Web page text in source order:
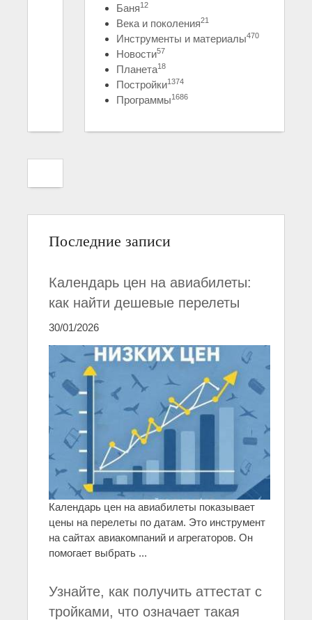
Баня12
Века и поколения21
Инструменты и материалы470
Новости57
Планета18
Постройки1374
Программы1686
Последние записи
Календарь цен на авиабилеты:
как найти дешевые перелеты
30/01/2026
Календарь цен на авиабилеты показывает
цены на перелеты по датам. Это инструмент
на сайтах авиакомпаний и агрегаторов. Он
помогает выбрать ...
Узнайте, как получить аттестат с
тройками, что означает такая